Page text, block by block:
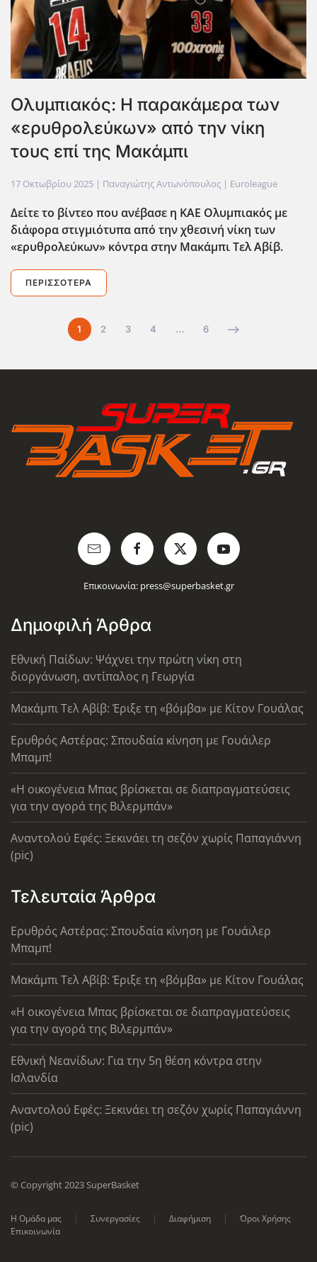
Ολυμπιακός: Η παρακάμερα των
«ερυθρολεύκων» από την νίκη
τους επί της Μακάμπι
17 Οκτωβρίου 2025 | Παναγιώτης Αντωνόπουλος | Euroleague
Δείτε το βίντεο που ανέβασε η ΚΑΕ Ολυμπιακός με
διάφορα στιγμιότυπα από την χθεσινή νίκη των
«ερυθρολεύκων» κόντρα στην Μακάμπι Τελ Αβίβ.
ΠΕΡΙΣΣΌΤΕΡΑ
1 2 3 4 … 6
Επικοινωνία: press@superbasket.gr
Δημοφιλή Άρθρα
Εθνική Παίδων: Ψάχνει την πρώτη νίκη στη
διοργάνωση, αντίπαλος η Γεωργία
Μακάμπι Τελ Αβίβ: Έριξε τη «βόμβα» με Κίτον Γουάλας
Ερυθρός Αστέρας: Σπουδαία κίνηση με Γουάιλερ
Μπαμπ!
«Η οικογένεια Μπας βρίσκεται σε διαπραγματεύσεις
για την αγορά της Βιλερμπάν»
Αναντολού Εφές: Ξεκινάει τη σεζόν χωρίς Παπαγιάννη
(pic)
Τελευταία Άρθρα
Ερυθρός Αστέρας: Σπουδαία κίνηση με Γουάιλερ
Μπαμπ!
Μακάμπι Τελ Αβίβ: Έριξε τη «βόμβα» με Κίτον Γουάλας
«Η οικογένεια Μπας βρίσκεται σε διαπραγματεύσεις
για την αγορά της Βιλερμπάν»
Εθνική Νεανίδων: Για την 5η θέση κόντρα στην
Ισλανδία
Αναντολού Εφές: Ξεκινάει τη σεζόν χωρίς Παπαγιάννη
(pic)
© Copyright 2023 SuperBasket
Η Ομάδα μας Συνεργασίες Διαφήμιση
Όροι Χρήσης
Επικοινωνία